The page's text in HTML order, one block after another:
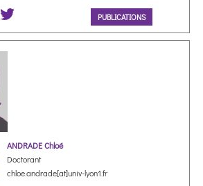
PUBLICATIONS
ANDRADE Chloé
Doctorant
chloe.andrade[at]univ-lyon1.fr